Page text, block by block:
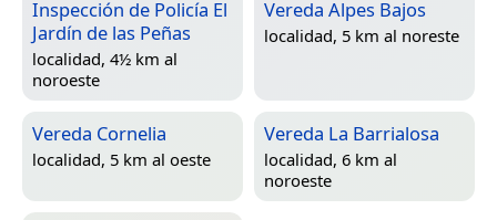
Inspección de Policía El
Jardín de las Peñas
localidad, 4½ km al
noroeste
Vereda Alpes Bajos
localidad, 5 km al noreste
Vereda Cornelia
localidad, 5 km al oeste
Vereda La Barrialosa
localidad, 6 km al
noroeste